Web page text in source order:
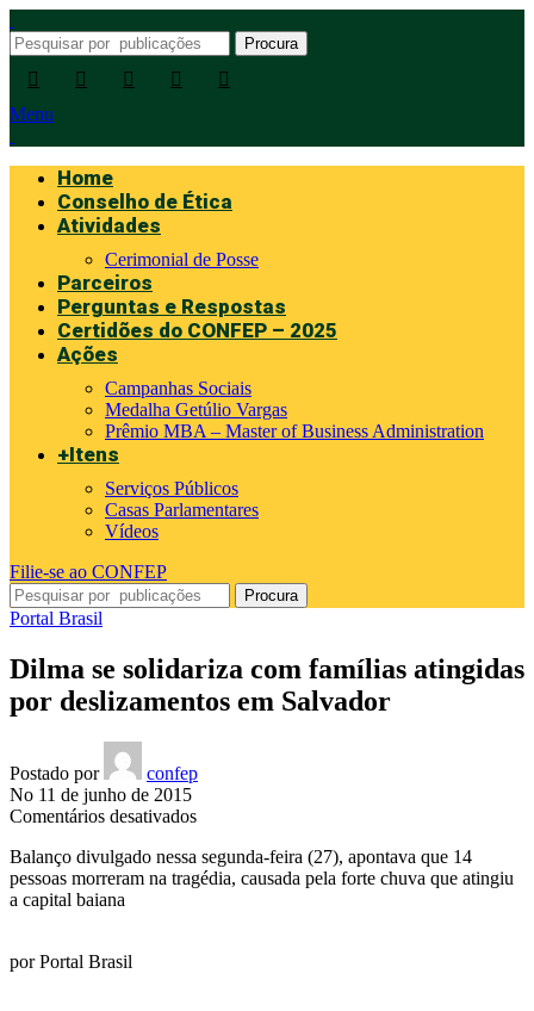
Procura
Menu
Home
Conselho de Ética
Atividades
Cerimonial de Posse
Parceiros
Perguntas e Respostas
Certidões do CONFEP – 2025
Ações
Campanhas Sociais
Medalha Getúlio Vargas
Prêmio MBA – Master of Business Administration
+Itens
Serviços Públicos
Casas Parlamentares
Vídeos
Filie-se ao CONFEP
Procura
Portal Brasil
Dilma se solidariza com famílias atingidas
por deslizamentos em Salvador
Postado por
confep
No 11 de junho de 2015
Comentários desativadosem
se
solidariza
Balanço divulgado nessa segunda-feira (27), apontava que 14
pessoas morreram na tragédia, causada pela forte chuva que atingiu
a capital baiana
porPortal Brasil